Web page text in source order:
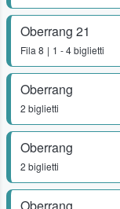
Oberrang 21
Fila 8 1 - 4 biglietti
Oberrang
2 biglietti
Oberrang
2 biglietti